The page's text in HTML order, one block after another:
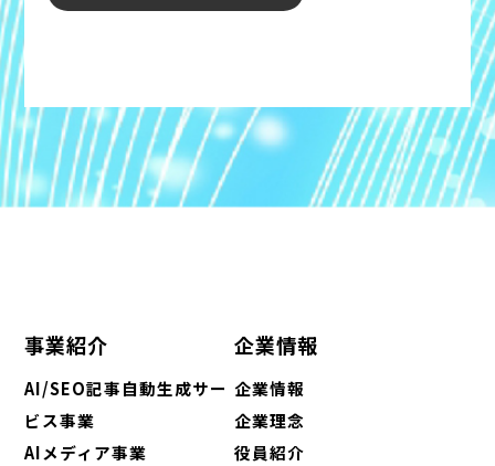
事業紹介
AI/SEO記事自動生成サー
ビス事業
AIメディア事業
企業情報
企業情報
企業理念
役員紹介